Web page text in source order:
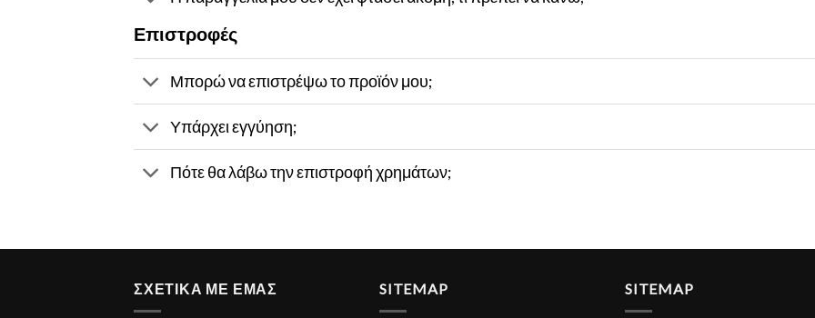
Επιστροφές
Μπορώ να επιστρέψω το προϊόν μου;
Υπάρχει εγγύηση;
Πότε θα λάβω την επιστροφή χρημάτων;
ΣΧΕΤΙΚΑ ΜΕ ΕΜΑΣ SITEMAP SITEMAP